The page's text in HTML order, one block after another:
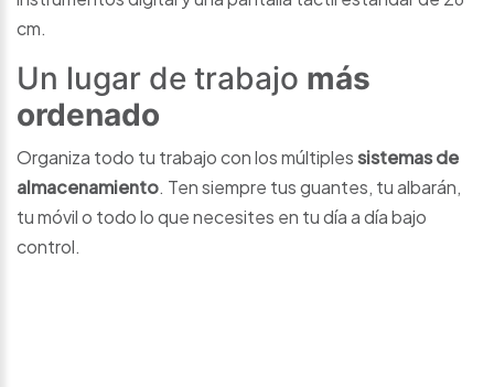
cm.
Un lugar de trabajo más
ordenado
Organiza todo tu trabajo con los múltiplessistemas de
almacenamiento. Ten siempre tus guantes, tu albarán,
tu móvil o todo lo que necesites en tu día a día bajo
control.